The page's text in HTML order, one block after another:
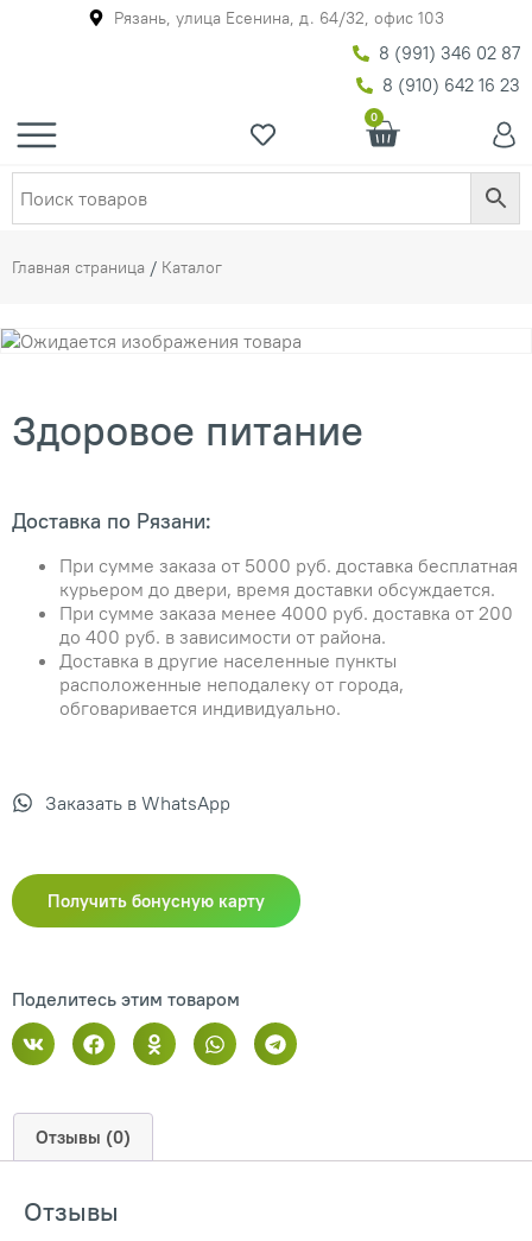
Рязань, улица Есенина, д. 64/32, офис 103
8 (991) 346 02 87
8 (910) 642 16 23
0
Главная страница / Каталог
Здоровое питание
Доставка по Рязани:
При сумме заказа от 5000 руб. доставка бесплатная
курьером до двери, время доставки обсуждается.
При сумме заказа менее 4000 руб. доставка от 200
до 400 руб. в зависимости от района.
Доставка в другие населенные пункты
расположенные неподалеку от города,
обговаривается индивидуально.
Заказать в WhatsApp
Получить бонусную карту
Поделитесь этим товаром
Отзывы (0)
Отзывы